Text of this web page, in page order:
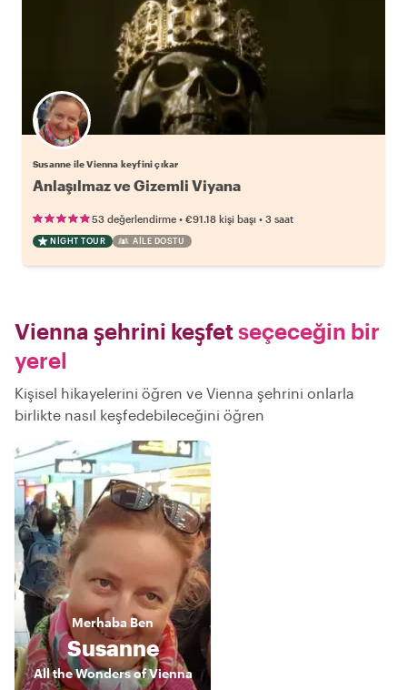
Susanne ile Vienna keyfini çıkar
Anlaşılmaz ve Gizemli Viyana
53 değerlendirme • €91.18 kişi başı • 3 saat
NIGHT TOUR AILE DOSTU
Vienna şehrini keşfetseçeceğin bir
yerel
Kişisel hikayelerini öğren ve Vienna şehrini onlarla
birlikte nasıl keşfedebileceğini öğren
Merhaba Ben
Susanne
All the Wonders of Vienna